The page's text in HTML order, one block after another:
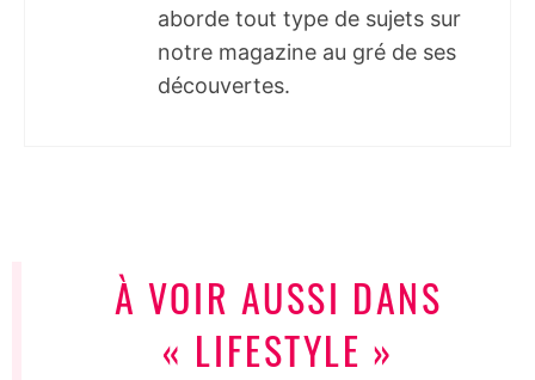
aborde tout type de sujets sur
notre magazine au gré de ses
découvertes.
À VOIR AUSSI DANS
« LIFESTYLE »